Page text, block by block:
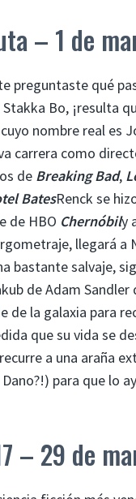
– 1 de
preguntaste qué
Bo, ¡resulta
cuyo nombre real es
carrera como
de Breaking Bad,
BatesRenck se
de HBO Chernóbily
llegará a
bastante salvaje,
de Adam Sandler
de la galaxia para
que su vida se
a una araña
para que lo
– 29 de